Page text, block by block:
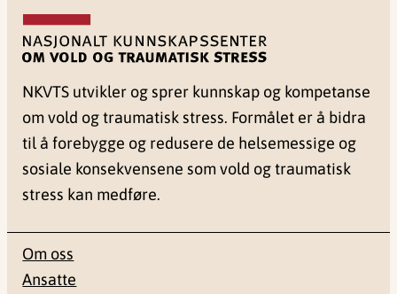
NKVTS utvikler og sprer kunnskap og kompetanse
om vold og traumatisk stress. Formålet er å bidra
til å forebygge og redusere de helsemessige og
sosiale konsekvensene som vold og traumatisk
stress kan medføre.
Om oss
Ansatte